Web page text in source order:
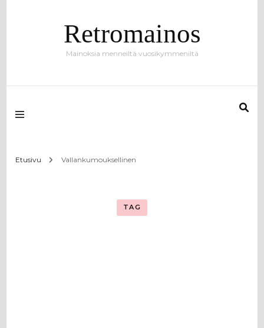
Retromainos
Mainoksia menneiltä vuosikymmeniltä
Etusivu Vallankumouksellinen
TAG